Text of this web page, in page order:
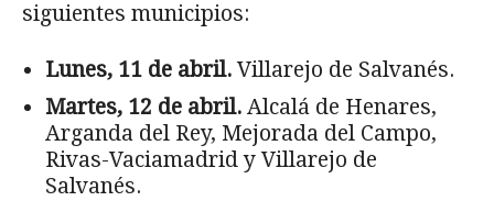
siguientes municipios:
Lunes, 11 de abril.Villarejo de Salvanés.
Martes, 12 de abril. Alcalá de Henares,
Arganda del Rey, Mejorada del Campo,
Rivas-Vaciamadrid y Villarejo de
Salvanés.